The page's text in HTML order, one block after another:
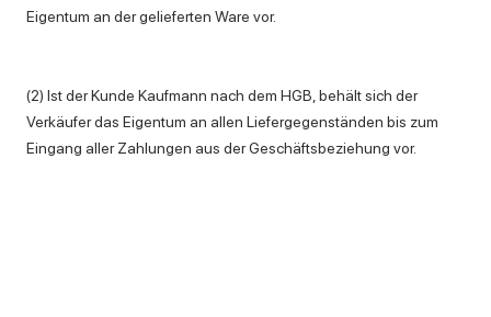
Eigentum an der gelieferten Ware vor.
(2) Ist der Kunde Kaufmann nach dem HGB, behält sich der
Verkäufer das Eigentum an allen Liefergegenständen bis zum
Eingang aller Zahlungen aus der Geschäftsbeziehung vor.